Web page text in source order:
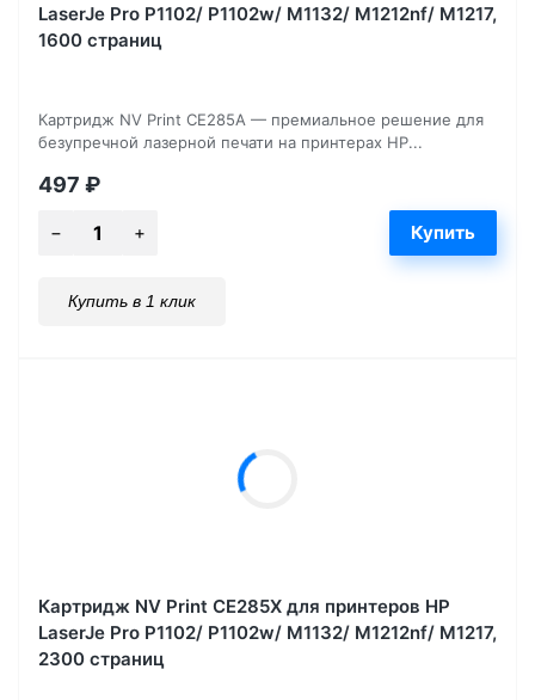
LaserJe Pro P1102/ P1102w/ M1132/ M1212nf/ М1217,
1600 страниц
Картридж NV Print CE285A — премиальное решение для
безупречной лазерной печати на принтерах HP...
497 ₽
Купить в 1 клик
Картридж NV Print CE285X для принтеров HP
LaserJe Pro P1102/ P1102w/ M1132/ M1212nf/ М1217,
2300 страниц